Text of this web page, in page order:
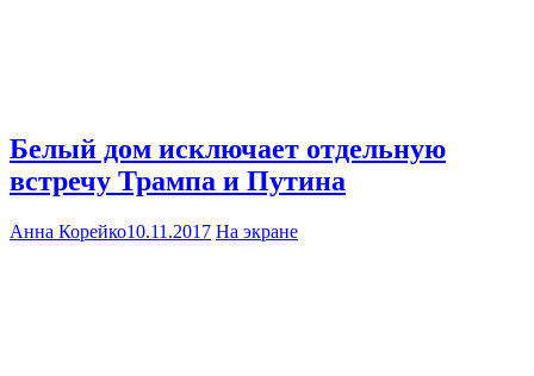
Белый дом исключает отдельную
встречу Трампа и Путина
Анна Корейко10.11.2017 На экране